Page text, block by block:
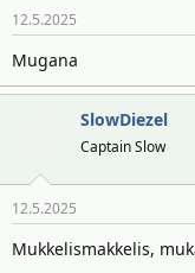
12.5.2025
Mugana
SlowDiezel
Captain Slow
12.5.2025
Mukkelismakkelis,